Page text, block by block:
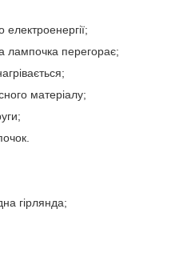
лампочка перегорає;
матеріалу;
гірлянда;